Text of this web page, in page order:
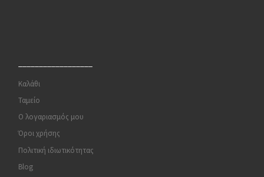
Καλάθι
Ταμείο
Ο λογαριασμός μου
Όροι χρήσης
Πολιτική ιδιωτικότητας
Blog